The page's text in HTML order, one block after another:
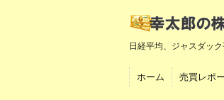
日経平均、ジャスダッ
ホーム 売買レポ